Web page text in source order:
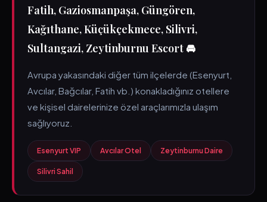
Fatih, Gaziosmanpaşa, Güngören,
Kağıthane, Küçükçekmece, Silivri,
Sultangazi, Zeytinburnu Escort 🚘
Avrupa yakasındaki diğer tüm ilçelerde (Esenyurt,
Avcılar, Bağcılar, Fatih vb.) konakladığınız otellere
ve kişisel dairelerinize özel araçlarımızla ulaşım
sağlıyoruz.
Esenyurt VIP Avcılar Otel Zeytinburnu Daire
Silivri Sahil